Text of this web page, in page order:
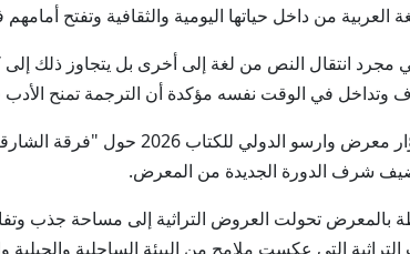
من داخل حياتها اليومية والثقافية وتفتح
مجرد انتقال النص من لغة إلى أخرى بل يتجاوز ذلك
وتداخل في الوقت نفسه مؤكدة أن الترجمة تمنح
و على إيقاع الطبول والأهازيج الشعبية
ضيف شرف الدورة الجديدة من المعرض.
بالمعرض تحولت العروض التراثية إلى مساحة جذب
التي عكست ملامح من البيئة الساحلية والجبلية